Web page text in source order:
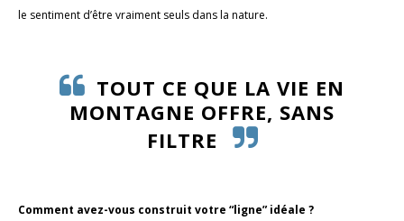
le sentiment d’être vraiment seuls dans la nature.
TOUT CE QUE LA VIE EN
MONTAGNE OFFRE, SANS
FILTRE
Comment avez-vous construit votre “ligne” idéale ?